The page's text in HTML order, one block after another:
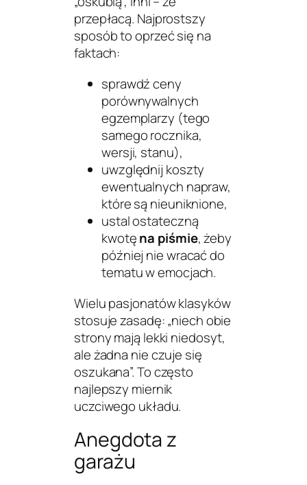
przepłacą. Najprostszy
sposób to oprzeć się na
faktach:
sprawdź ceny
porównywalnych
egzemplarzy (tego
samego rocznika,
wersji, stanu),
uwzględnij koszty
ewentualnych napraw,
które są nieuniknione,
ustal ostateczną
kwotęna piśmie, żeby
później nie wracać do
tematu w emocjach.
Wielu pasjonatów klasyków
stosuje zasadę: „niech obie
strony mają lekki niedosyt,
ale żadna nie czuje się
oszukana”. To często
najlepszy miernik
uczciwego układu.
Anegdota z
garażu